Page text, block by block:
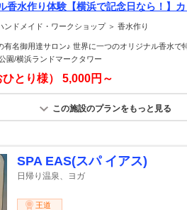
香水作り体験【横浜で記念日なら！】
ンドメイド・ワークショップ ＞ 香水作り
有名御用達サロン♪ 世界に一つのオリジナル香水
園/横浜ランドマークタワー
とり様） 5,000円～
この施設のプランをもっと見る
SPA EAS(スパ イアス)
日帰り温泉、ヨガ
王道